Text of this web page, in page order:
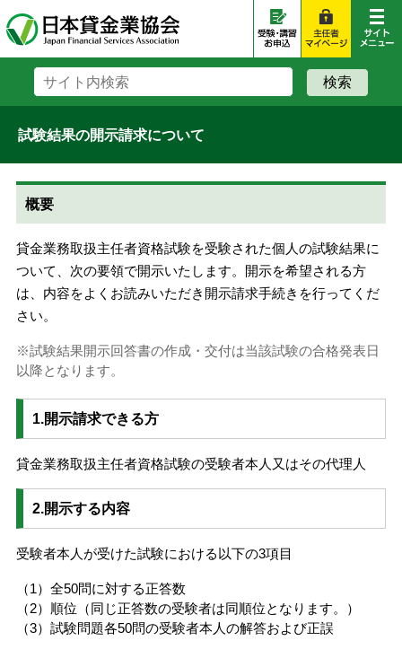
試験結果の開示請求について
概要
貸金業務取扱主任者資格試験を受験された個人の試験結果に
ついて、次の要領で開示いたします。開示を希望される方
は、内容をよくお読みいただき開示請求手続きを行ってくだ
さい。
試験結果開示回答書の作成・交付は当該試験の合格発表日
以降となります。
1.開示請求できる方
貸金業務取扱主任者資格試験の受験者本人又はその代理人
2.開示する内容
受験者本人が受けた試験における以下の3項目
（1）全50問に対する正答数
（2）順位（同じ正答数の受験者は同順位となります。）
（3）試験問題各50問の受験者本人の解答および正誤